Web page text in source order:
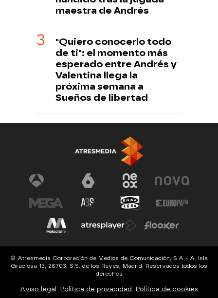
maestra de Andrés
"Quiero conocerlo todo
de ti": el momento más
esperado entre Andrés y
Valentina llega la
próxima semana a
Sueños de libertad
© Atresmedia Corporación de Medios de Comunicación, S.A - A. Isla
Graciosa 13, 28703, S.S. de los Reyes, Madrid. Reservados todos los
derechos
Aviso legal Política de privacidad Política de cookies